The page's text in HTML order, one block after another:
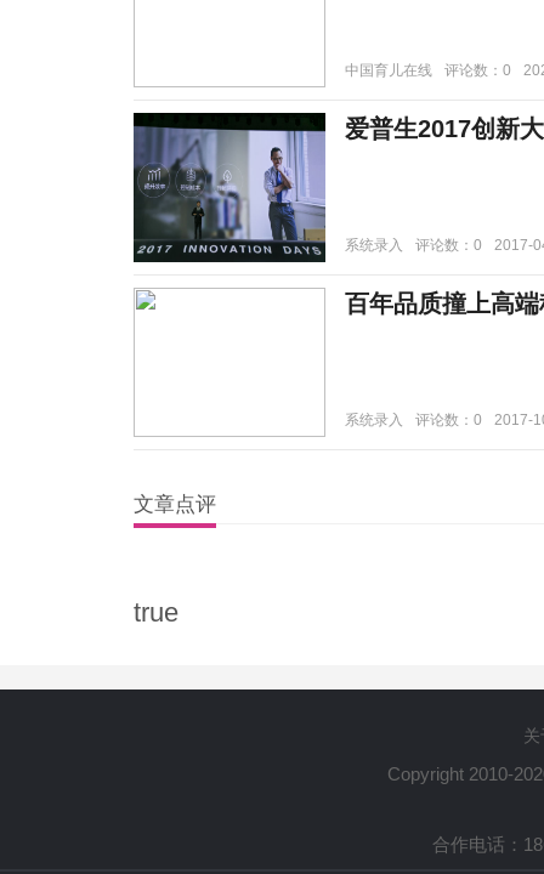
中国育儿在线 评论数：0
爱普生2017创新
系统录入 评论数：0 2017-
百年品质撞上高
系统录入 评论数：0 2017-
文章点评
true
Copyright 2010-
合作电话：